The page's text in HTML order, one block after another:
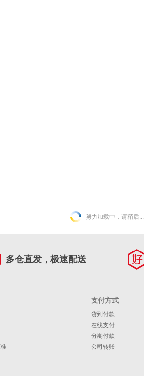
努力加载中，请稍后...
多仓直发，极速配送
支付方式
货到付款
在线支付
分期付款
公司转账